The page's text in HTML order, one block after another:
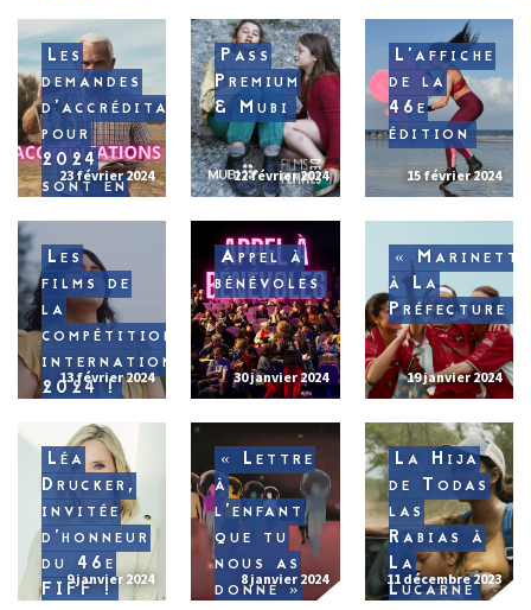
Les
demandes
d’accréditations
pour
2024
sont en
23 février 2024
Pass
Premium
& Mubi
22 février 2024
L’affiche
de la
46e
édition
15 février 2024
Les
films de
la
compétition
internationale
2024 !
13 février 2024
Appel à
bénévoles
30 janvier 2024
«
à La
Préfecture
19 janvier 2024
Léa
Drucker,
invitée
d’honneur
du 46e
FIFF !
9 janvier 2024
« Lettre
à
l’enfant
que tu
nous as
donné »
8 janvier 2024
La Hija
de Todas
las
Rabias à
La
Lucarne
11 décembre 2023